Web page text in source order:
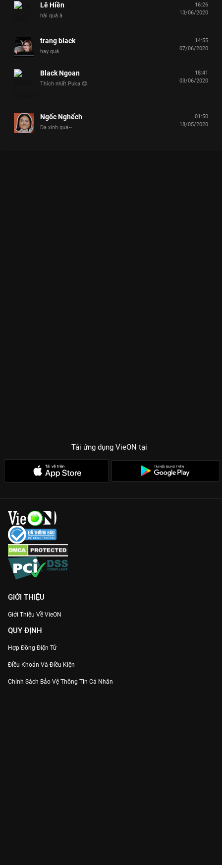
Lê Hiền
hài quá à
16:26
13/06/2020
trang black
hay quá
14:55
07/06/2020
Black Ngoan
Thích nhất Puka 😍
18:41
03/06/2020
Ngốc Nghếch
Dạ xinh quá~
01:50
18/05/2020
Tải ứng dụng VieON tại
GIỚI THIỆU
Giới Thiệu Về VieON
QUY ĐỊNH
Hợp Đồng Điện Tử
Điều Khoản Và Điều Kiện
Chính Sách Bảo Vệ Thông Tin Cá Nhân